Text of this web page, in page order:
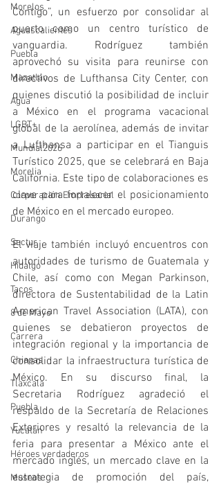
Morelos
Aguascalientes
Puebla
Mazatlán
Agua
LGBT+
Mundial2026
Morelia
Corporación Empresarial
Durango
Sectur
Hidalgo
Tacos
8 de Mayo
Carrera
Chiapas
Tlaxcala
Puebla
Yucatán
Héroes verdaderos
Museos
Contigo”, un esfuerzo por consolidar al
puerto como un centro turístico de
vanguardia. Rodríguez también
aprovechó su visita para reunirse con
directivos de Lufthansa City Center, con
quienes discutió la posibilidad de incluir
a México en el programa vacacional
global de la aerolínea, además de invitar
a Lufthansa a participar en el Tianguis
Turístico 2025, que se celebrará en Baja
California. Este tipo de colaboraciones es
clave para fortalecer el posicionamiento
de México en el mercado europeo.
El viaje también incluyó encuentros con
autoridades de turismo de Guatemala y
Chile, así como con Megan Parkinson,
directora de Sustentabilidad de la Latin
American Travel Association (LATA), con
quienes se debatieron proyectos de
integración regional y la importancia de
consolidar la infraestructura turística de
México. En su discurso final, la
Secretaria Rodríguez agradeció el
respaldo de la Secretaría de Relaciones
Exteriores y resaltó la relevancia de la
feria para presentar a México ante el
mercado inglés, un mercado clave en la
estrategia de promoción del país,